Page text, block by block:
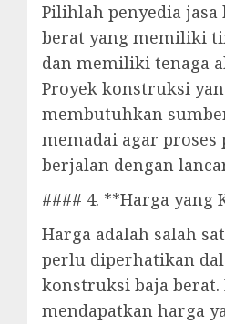
Pilihlah penyedia
berat yang memiliki
dan memiliki tenaga
Proyek konstruksi
membutuhkan
memadai agar proses
berjalan dengan
#### 4. **Harga yang
Harga adalah salah
perlu diperhatikan
konstruksi baja berat.
mendapatkan harga